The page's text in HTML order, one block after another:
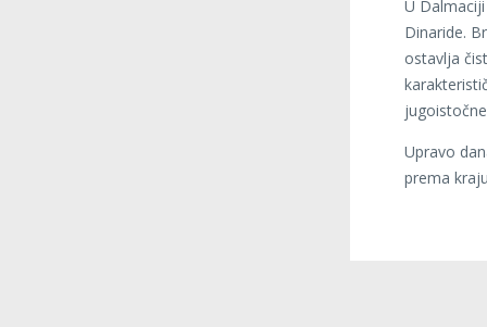
U
Dinaride.
ostavlja
Upravo
prema